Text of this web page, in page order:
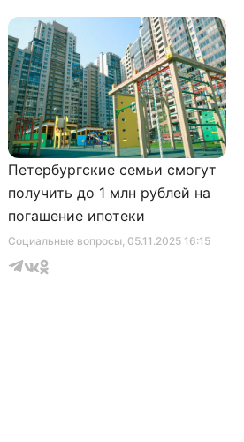
Социальные вопросы, 05.11.2025 16:15
Петербургские семьи смогут
получить до 1 млн рублей на
погашение ипотеки